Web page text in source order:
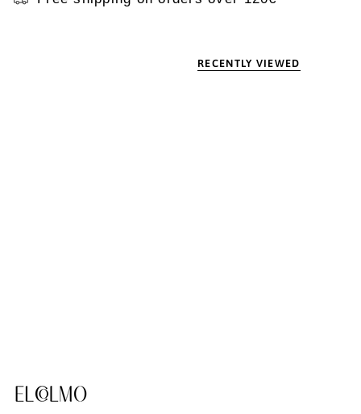
RECENTLY VIEWED